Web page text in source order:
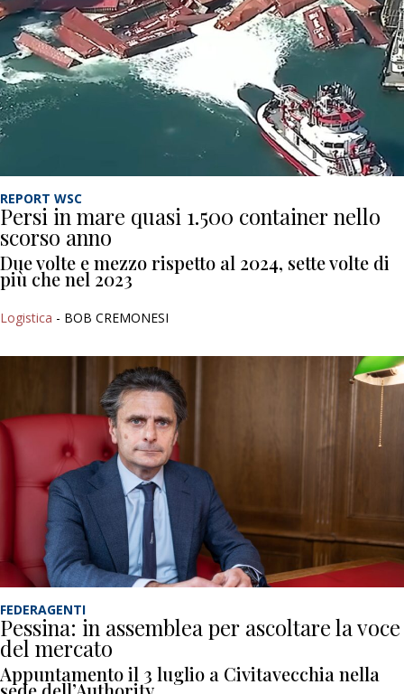
REPORT WSC
Persi in mare quasi 1.500 container nello
scorso anno
Due volte e mezzo rispetto al 2024, sette volte di
più che nel 2023
Logistica - BOB CREMONESI
FEDERAGENTI
Pessina: in assemblea per ascoltare la voce
del mercato
Appuntamento il 3 luglio a Civitavecchia nella